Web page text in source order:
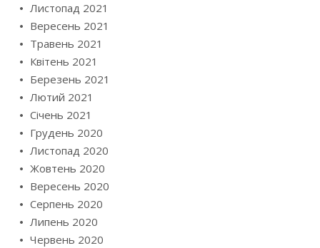
Листопад 2021
Вересень 2021
Травень 2021
Квітень 2021
Березень 2021
Лютий 2021
Січень 2021
Грудень 2020
Листопад 2020
Жовтень 2020
Вересень 2020
Серпень 2020
Липень 2020
Червень 2020